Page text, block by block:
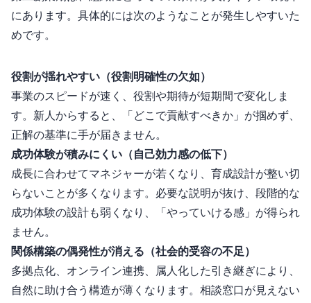
にあります。具体的には次のようなことが発生しやすいた
めです。
役割が揺れやすい（役割明確性の欠如）
事業のスピードが速く、役割や期待が短期間で変化しま
す。新人からすると、「どこで貢献すべきか」が掴めず、
正解の基準に手が届きません。
成功体験が積みにくい（自己効力感の低下）
成長に合わせてマネジャーが若くなり、育成設計が整い切
らないことが多くなります。必要な説明が抜け、段階的な
成功体験の設計も弱くなり、「やっていける感」が得られ
ません。
関係構築の偶発性が消える（社会的受容の不足）
多拠点化、オンライン連携、属人化した引き継ぎにより、
自然に助け合う構造が薄くなります。相談窓口が見えない